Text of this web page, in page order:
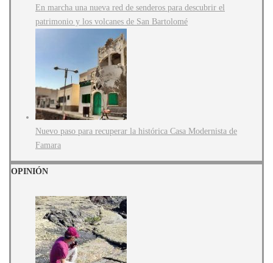
En marcha una nueva red de senderos para descubrir el
patrimonio y los volcanes de San Bartolomé
Nuevo paso para recuperar la histórica Casa Modernista de
Famara
OPINIÓN